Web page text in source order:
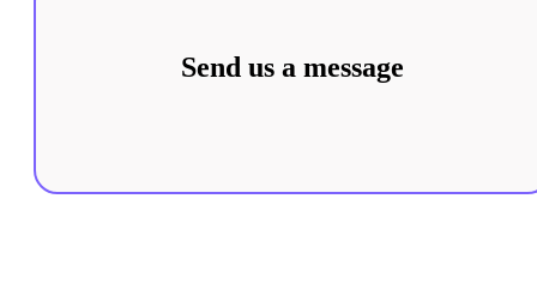
Send us a message